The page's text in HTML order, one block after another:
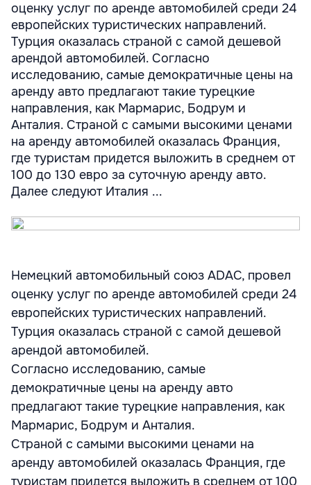
оценку услуг по аренде автомобилей среди 24
европейских туристических направлений.
Турция оказалась страной с самой дешевой
арендой автомобилей. Согласно
исследованию, самые демократичные цены на
аренду авто предлагают такие турецкие
направления, как Мармарис, Бодрум и
Анталия. Страной с самыми высокими ценами
на аренду автомобилей оказалась Франция,
где туристам придется выложить в среднем от
100 до 130 евро за суточную аренду авто.
Далее следуют Италия ...
Немецкий автомобильный союз ADAC, провел
оценку услуг по аренде автомобилей среди 24
европейских туристических направлений.
Турция оказалась страной с самой дешевой
арендой автомобилей.
Согласно исследованию, самые
демократичные цены на аренду авто
предлагают такие турецкие направления, как
Мармарис, Бодрум и Анталия.
Страной с самыми высокими ценами на
аренду автомобилей оказалась Франция, где
туристам придется выложить в среднем от 100